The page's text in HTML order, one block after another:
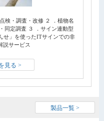
検・調査・改修 ２ ．植物名
同定調査 ３ ．サイン連動型
せ」を使ったITサインでの非
説サービス
見る >
製品一覧 >